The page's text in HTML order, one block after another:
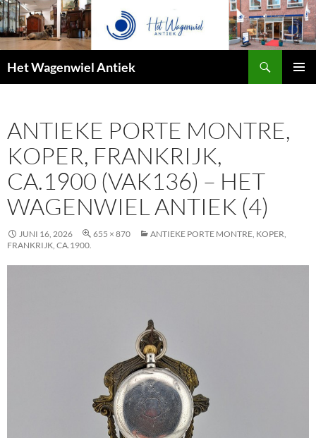
Het Wagenwiel Antiek
ANTIEKE PORTE MONTRE,
KOPER, FRANKRIJK,
CA.1900 (VAK136) – HET
WAGENWIEL ANTIEK (4)
JUNI 16, 2026 655 × 870
ANTIEKE PORTE MONTRE, KOPER,
FRANKRIJK, CA.1900.